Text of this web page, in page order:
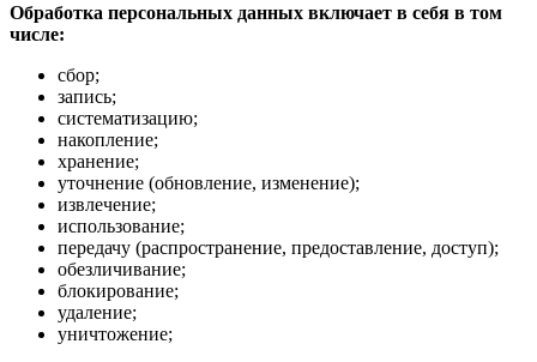
Обработка персональных данных включает в себя в том
числе:
сбор;
запись;
систематизацию;
накопление;
хранение;
уточнение (обновление, изменение);
извлечение;
использование;
передачу (распространение, предоставление, доступ);
обезличивание;
блокирование;
удаление;
уничтожение;